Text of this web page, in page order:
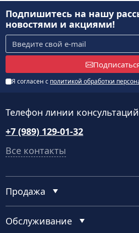
Подпишитесь на нашу
новостями и акциями!
Я согласен с политикой обработки
Телефон линии
+7 (989) 129-01-32
Все контакты
Продажа
Обслуживание